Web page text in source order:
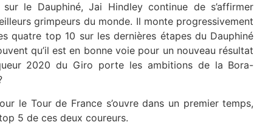
le Dauphiné, Jai Hindley continue de s’affirmer
grimpeurs du monde. Il monte progressivement
quatre top 10 sur les dernières étapes du Dauphiné
qu’il est en bonne voie pour un nouveau résultat
2020 du Giro porte les ambitions de la Bora-
le Tour de France s’ouvre dans un premier temps,
5 de ces deux coureurs.